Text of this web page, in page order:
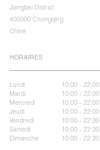
Jiangbei District
400000 Chongqing
Chine
HORAIRES
Lundi
10:00 - 22:00
Mardi
10:00 - 22:00
Mercredi
10:00 - 22:00
Jeudi
10:00 - 22:00
Vendredi
10:00 - 22:30
Samedi
10:00 - 22:30
Dimanche
10:00 - 22:30